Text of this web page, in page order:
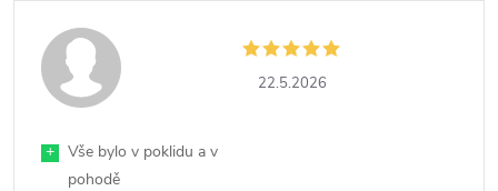
22.5.2026
+
Vše bylo v poklidu a v
pohodě